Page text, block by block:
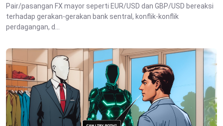
Pair/pasangan FX mayor seperti EUR/USD dan GBP/USD bereaksi
terhadap gerakan-gerakan bank sentral, konflik-konflik
perdagangan, d...